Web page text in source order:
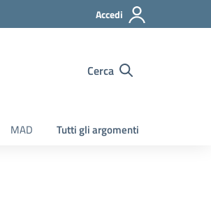
Accedi
Cerca
MAD Tutti gli argomenti